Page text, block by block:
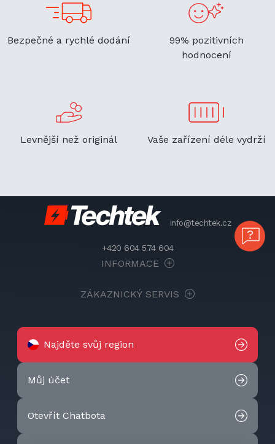
Bezpečné a rychlé dodání
99% pozitivních
hodnocení
Levnější než originál Vaše zařízení déle vydrží
info@techtek.cz
+420 604 574 604
INFORMACE
ZÁKAZNICKÝ SERVIS
Najděte svůj region
Můj účet
Otevřít Chatbota